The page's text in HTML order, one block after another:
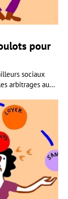
pour
sociaux
arbitrages au...